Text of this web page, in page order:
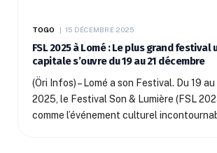
TOGO 15 DÉCEMBRE 2025
FSL 2025 à Lomé : Le plus grand festival
capitale s’ouvre du 19 au 21 décembre
(Öri Infos) – Lomé a son Festival. Du 19
2025, le Festival Son & Lumière (FSL
comme l’événement culturel